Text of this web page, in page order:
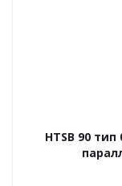
НТSB 90